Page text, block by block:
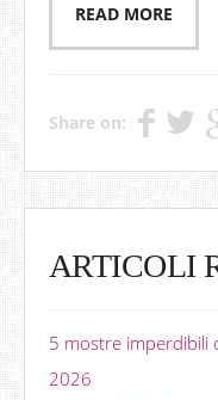
READ MORE
Share on:
ARTICOLI
5 mostre imperdibili
2026